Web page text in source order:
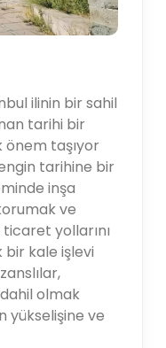
ilinin bir sahil
tarihi bir
önem taşıyor
tarihine bir
inşa
ve
ticaret yollarını
kale işlevi
olmak
yükselişine ve